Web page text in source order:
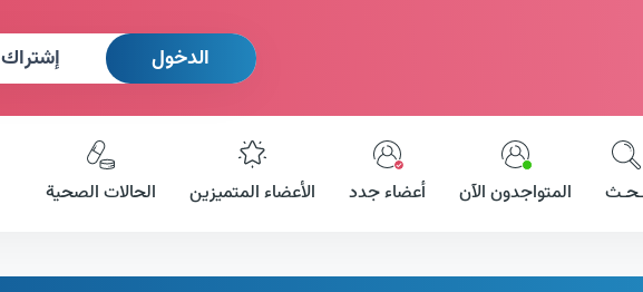
الدخول إشتراك
المتواجدون الآن أعضاء جدد الأعضاء المتميزين الحالات الصحية